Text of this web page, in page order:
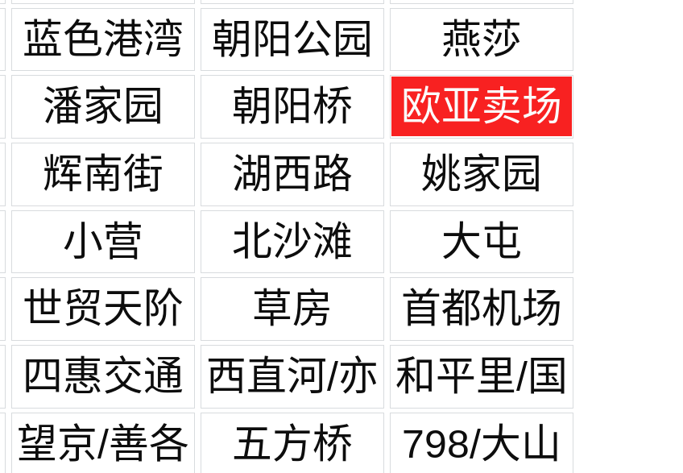
谷
蓝色港湾 朝阳公园
燕莎
潘家园 朝阳桥
欧亚卖场
辉南街 湖西路
姚家园
小营 北沙滩
大屯
世贸天阶 草房
首都机场
生活区
四惠交通
枢纽
西直河/亦
庄
和平里/国
展中心
望京/善各
五方桥
798/大山